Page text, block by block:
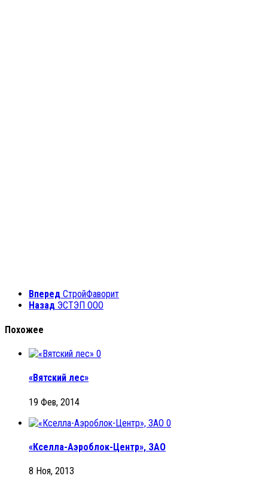
Вперед СтройФаворит
Назад ЭСТЭП ООО
Похожее
0
«Вятский лес»
19 Фев, 2014
0
«Кселла-Аэроблок-Центр», ЗАО
8 Ноя, 2013